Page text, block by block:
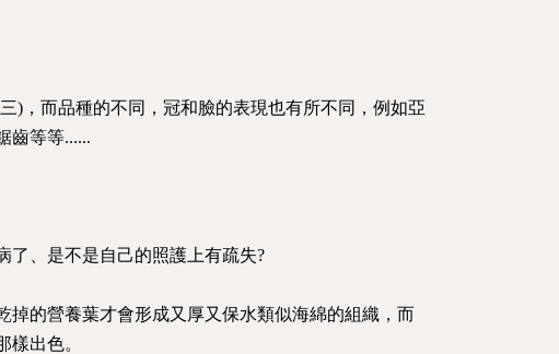
)，而品種的不同，冠和臉的表現也有所不同，例如亞
齒等等......
了、是不是自己的照護上有疏失?
的營養葉才會形成又厚又保水類似海綿的組織，而
出色。